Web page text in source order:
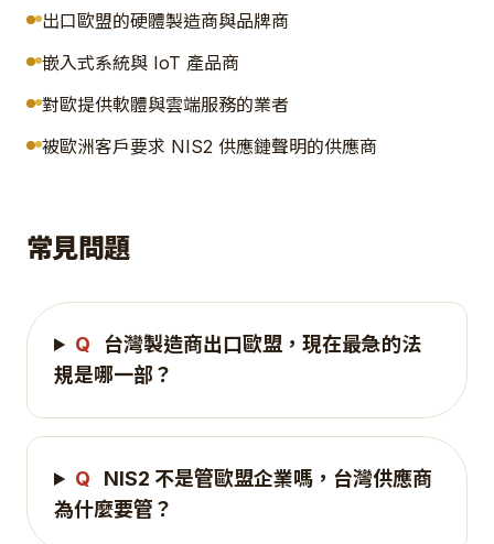
出口歐盟的硬體製造商與品牌商
嵌入式系統與 IoT 產品商
對歐提供軟體與雲端服務的業者
被歐洲客戶要求 NIS2 供應鏈聲明的供應商
常見問題
Q
台灣製造商出口歐盟，現在最急的法
規是哪一部？
Q
NIS2 不是管歐盟企業嗎，台灣供應商
為什麼要管？